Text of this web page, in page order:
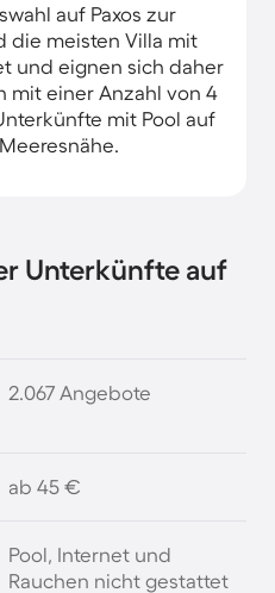
auf Paxos zur
die meisten Villa mit
und eignen sich daher
mit einer Anzahl von 4
mit Pool auf
Unterkünfte auf
2.067 Angebote
ab 45 €
Pool, Internet und
Rauchen nicht gestattet